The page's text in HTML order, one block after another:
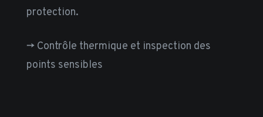
protection.
-> Contrôle thermique et inspection des
points sensibles